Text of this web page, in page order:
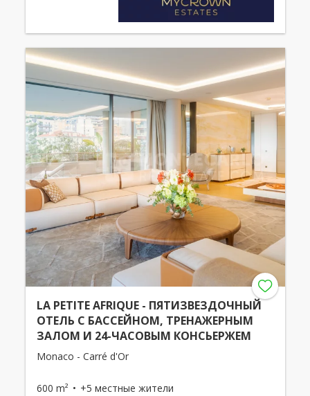
LA PETITE AFRIQUE - ПЯТИЗВЕЗДОЧНЫЙ
ОТЕЛЬ С БАССЕЙНОМ, ТРЕНАЖЕРНЫМ
ЗАЛОМ И 24-ЧАСОВЫМ КОНСЬЕРЖЕМ
Monaco - Carré d'Or
600 m² +5 местные жители